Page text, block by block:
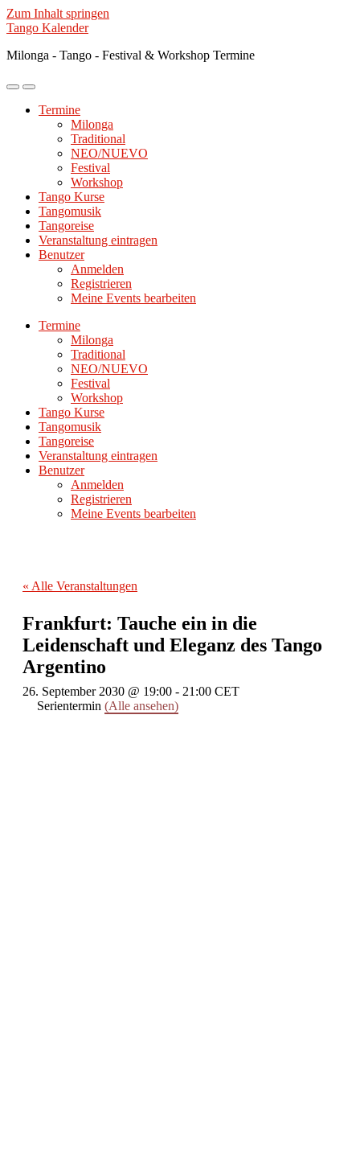
Zum Inhalt springen
Tango Kalender
Milonga - Tango - Festival & Workshop Termine
Mobile-
ein-/ausblenden
Suchfeld
ein-/ausblenden
Termine
Milonga
Traditional
NEO/NUEVO
Festival
Workshop
Tango Kurse
Tangomusik
Tangoreise
Veranstaltung eintragen
Benutzer
Anmelden
Registrieren
Meine Events bearbeiten
Termine
Milonga
Traditional
NEO/NUEVO
Festival
Workshop
Tango Kurse
Tangomusik
Tangoreise
Veranstaltung eintragen
Benutzer
Anmelden
Registrieren
Meine Events bearbeiten
« Alle Veranstaltungen
Frankfurt: Tauche ein in die
Leidenschaft und Eleganz des Tango
Argentino
26. September 2030 @ 19:00 - 21:00 CET
Serientermin (Alle ansehen)